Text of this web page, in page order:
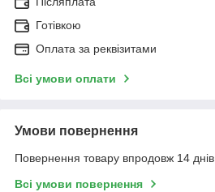
Готівкою
Оплата за реквізитами
Всі умови оплати
Умови повернення
Повернення товару впродовж 14
Всі умови повернення